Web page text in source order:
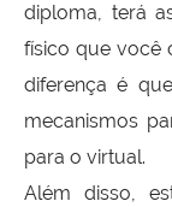
diploma, terá
físico que você
diferença é
mecanismos
para o virtual.
Além disso,